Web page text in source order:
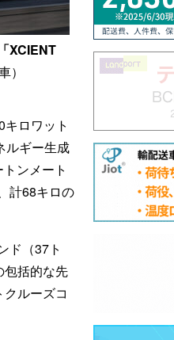
XCIENT
）
ロワット
ルギー生成
ンメート
計68キロの
ド（37ト
包括的な先
ルーズコ